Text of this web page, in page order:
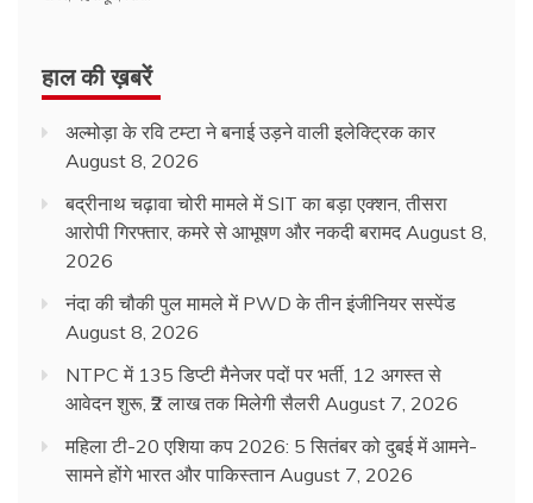
हाल की ख़बरें
अल्मोड़ा के रवि टम्टा ने बनाई उड़ने वाली इलेक्ट्रिक कार
August 8, 2026
बद्रीनाथ चढ़ावा चोरी मामले में SIT का बड़ा एक्शन, तीसरा
आरोपी गिरफ्तार, कमरे से आभूषण और नकदी बरामद August 8,
2026
नंदा की चौकी पुल मामले में PWD के तीन इंजीनियर सस्पेंड
August 8, 2026
NTPC में 135 डिप्टी मैनेजर पदों पर भर्ती, 12 अगस्त से
आवेदन शुरू, ₹2 लाख तक मिलेगी सैलरी August 7, 2026
महिला टी-20 एशिया कप 2026: 5 सितंबर को दुबई में आमने-
सामने होंगे भारत और पाकिस्तान August 7, 2026